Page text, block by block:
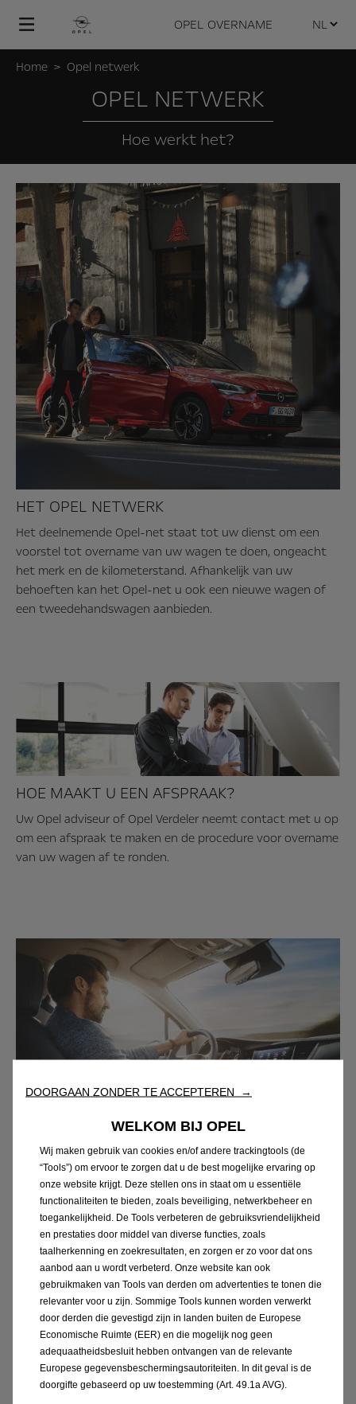
OPEL OVERNAME
Home Opel netwerk
OPEL NETWERK
Hoe werkt het?
HET OPEL NETWERK
Het deelnemende Opel-net staat tot uw dienst om een
voorstel tot overname van uw wagen te doen, ongeacht
het merk en de kilometerstand. Afhankelijk van uw
behoeften kan het Opel-net u ook een nieuwe wagen of
een tweedehandswagen aanbieden.
HOE MAAKT U EEN AFSPRAAK?
Uw Opel adviseur of Opel Verdeler neemt contact met u op
om een afspraak te maken en de procedure voor overname
van uw wagen af te ronden.
GEMOEDSRUST
Een overnameaanbod in enkele minuten
Geen engagement van uw kant
Minder administratieve formaliteiten
DOORGAAN ZONDER TE ACCEPTEREN →
WELKOM BIJ OPEL
Wij maken gebruik van cookies en/of andere trackingtools (de
“Tools”) om ervoor te zorgen dat u de best mogelijke ervaring op
onze website krijgt. Deze stellen ons in staat om u essentiële
functionaliteiten te bieden, zoals beveiliging, netwerkbeheer en
toegankelijkheid. De Tools verbeteren de gebruiksvriendelijkheid
en prestaties door middel van diverse functies, zoals
taalherkenning en zoekresultaten, en zorgen er zo voor dat ons
aanbod aan u wordt verbeterd. Onze website kan ook
gebruikmaken van Tools van derden om advertenties te tonen die
relevanter voor u zijn. Sommige Tools kunnen worden verwerkt
door derden die gevestigd zijn in landen buiten de Europese
Economische Ruimte (EER) en die mogelijk nog geen
adequaatheidsbesluit hebben ontvangen van de relevante
Europese gegevensbeschermingsautoriteiten. In dit geval is de
doorgifte gebaseerd op uw toestemming (Art. 49.1a AVG).